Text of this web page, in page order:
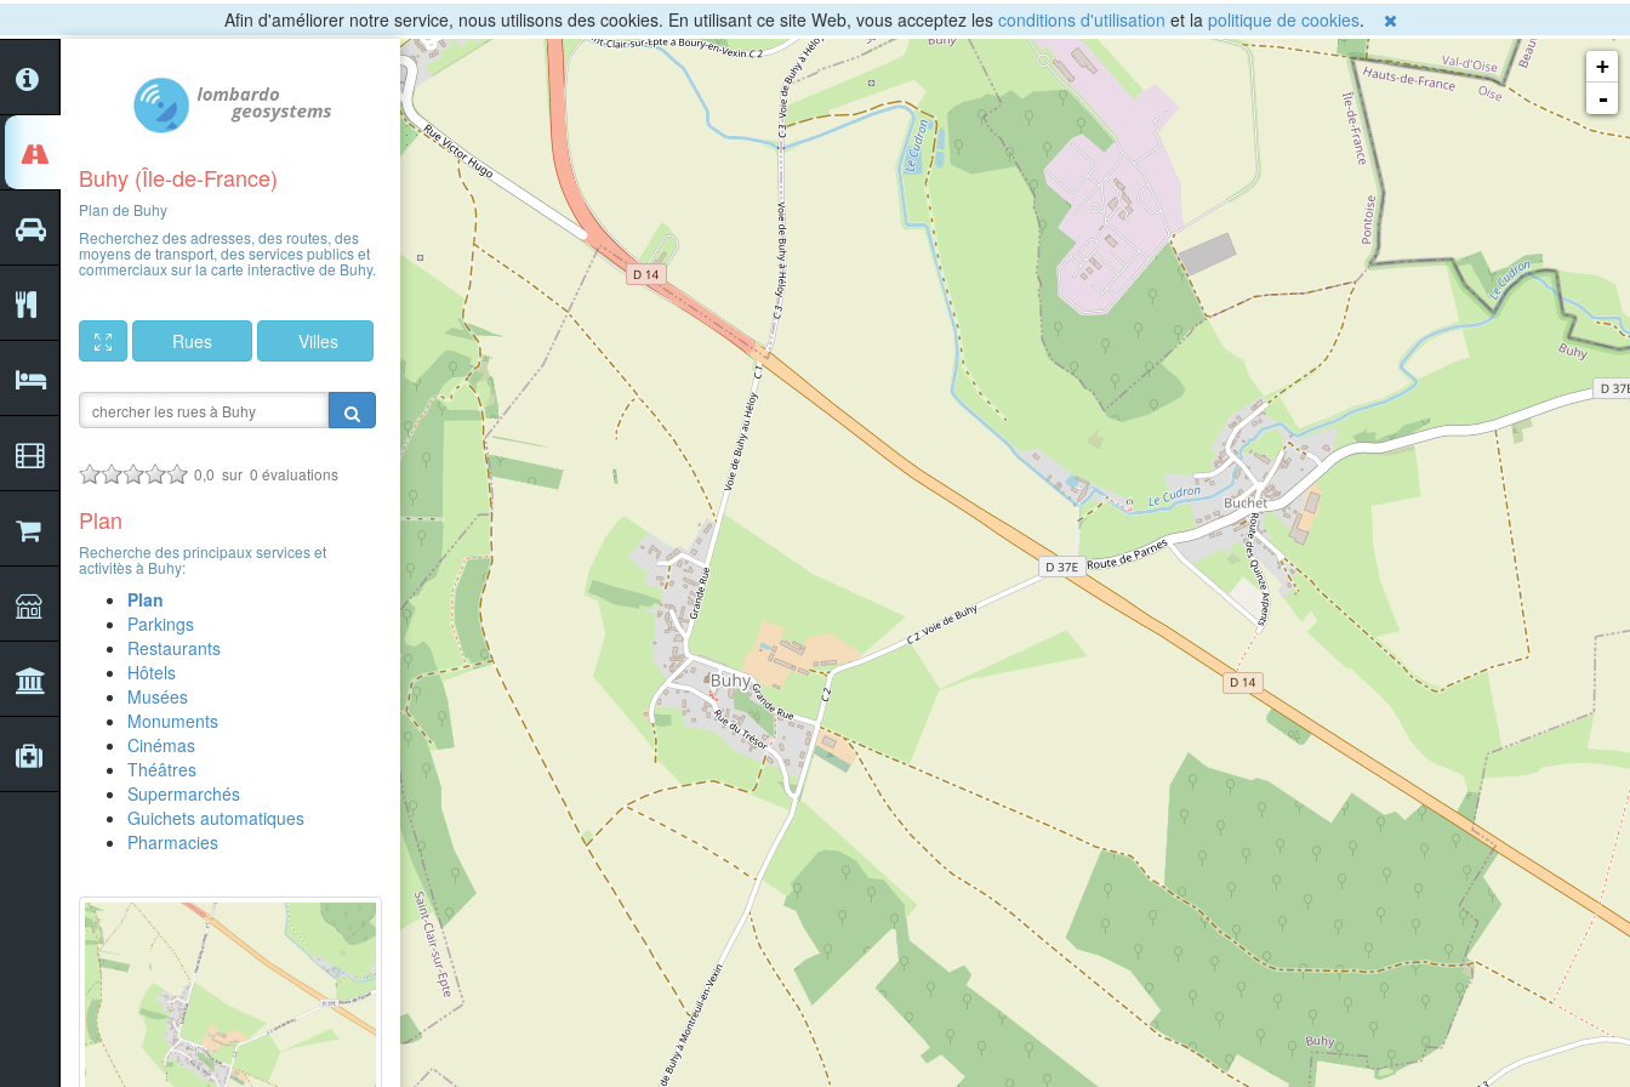
Afin d'améliorer notre service, nous utilisons des cookies. En utilisant ce site Web, vous acceptez les conditions d'utilisation et la politique de cookies.
+
-
Buhy (Île-de-France)
Plan de Buhy
Recherchez des adresses, des routes, des
moyens de transport, des services publics et
commerciaux sur la carte interactive de Buhy.
Rues Villes
0,0 sur 0 évaluations
Plan
Recherche des principaux services et
activitès à Buhy:
Plan
Parkings
Restaurants
Hôtels
Musées
Monuments
Cinémas
Théâtres
Supermarchés
Guichets automatiques
Pharmacies